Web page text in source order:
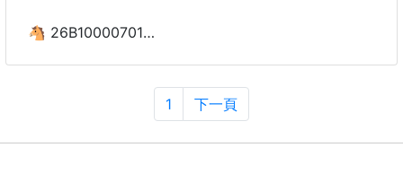
🐴 26B10000701
🔥夏日水水的穿搭必備款🔥
想要一雙可以拉長視覺比例、又能舒適好走的鞋嗎❓
1 下一頁